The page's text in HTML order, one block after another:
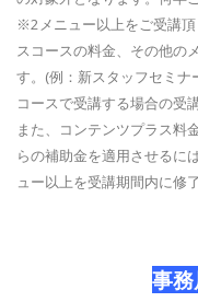
※2メニュー以上をご受講
スコースの料金、その他の
す。(例：新スタッフセミナ
コースで受講する場合の受
また、コンテンツプラス料
らの補助金を適用させるに
ュー以上を受講期間内に修
事